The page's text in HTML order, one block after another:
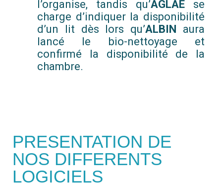
l’organise, tandis qu’AGLAE se
charge d’indiquer la disponibilité
d’un lit dès lors qu’ALBIN aura
lancé le bio-nettoyage et
confirmé la disponibilité de la
chambre.
PRESENTATION DE
NOS DIFFERENTS
LOGICIELS